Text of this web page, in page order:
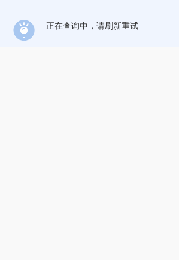
正在查询中，请刷新重试